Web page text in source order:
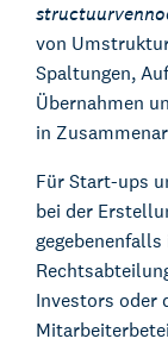
von
Spaltungen,
Übernahmen
in
Für Start-ups
bei der
Investors oder